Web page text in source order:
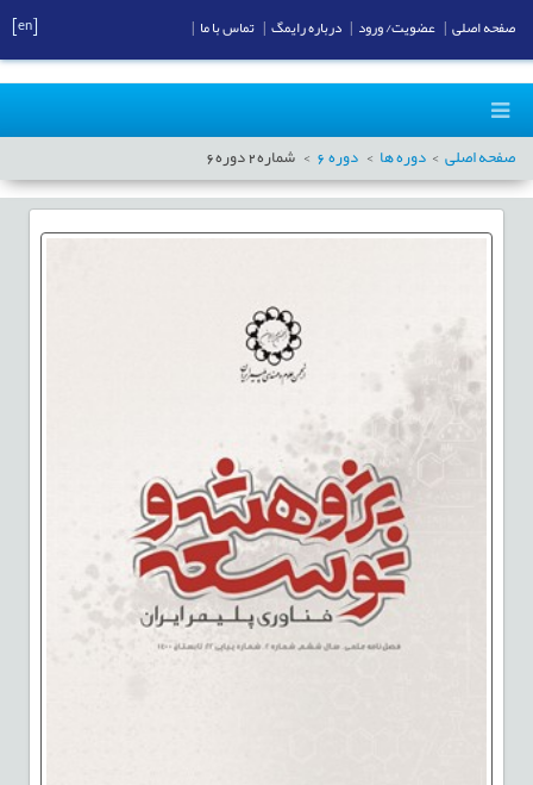
صفحه اصلی دوره ها دوره6 شماره2دوره6
صفحه اصلی عضویت/ ورود درباره رایمگ تماس با ما